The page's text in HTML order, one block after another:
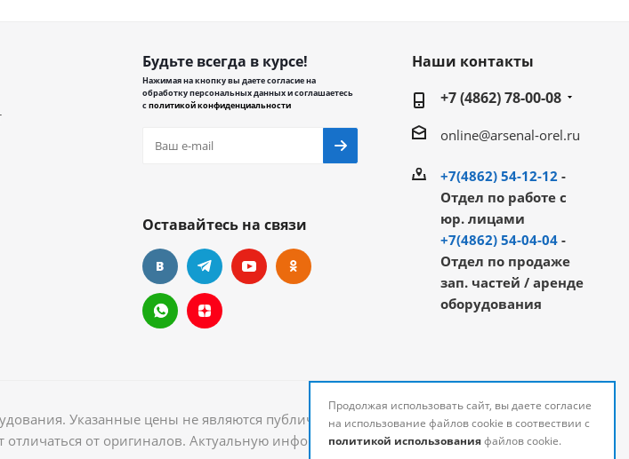
Будьте всегда в курсе!
Нажимая на кнопку вы даете согласие на
обработку персональных данных и соглашаетесь
сполитикой конфиденциальности
Оставайтесь на связи
Наши контакты
+7 (4862) 78-00-08
online@arsenal-orel.ru
+7(4862) 54-12-12 -
Отдел по работе с
юр. лицами
+7(4862) 54-04-04-
Отдел по продаже
зап. частей / аренде
оборудования
Указанные цены не являются публичной офертой и могут быть изменены.
от оригиналов. Актуальную информацию о стоимости и наличии товаров
Продолжая использовать сайт, вы даете согласие
на использование файлов cookie в соотвествии с
политикой использованияфайлов cookie.